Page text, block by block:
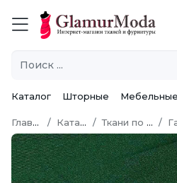
Каталог Шторные Мебельные
Главная Каталог Ткани по типу